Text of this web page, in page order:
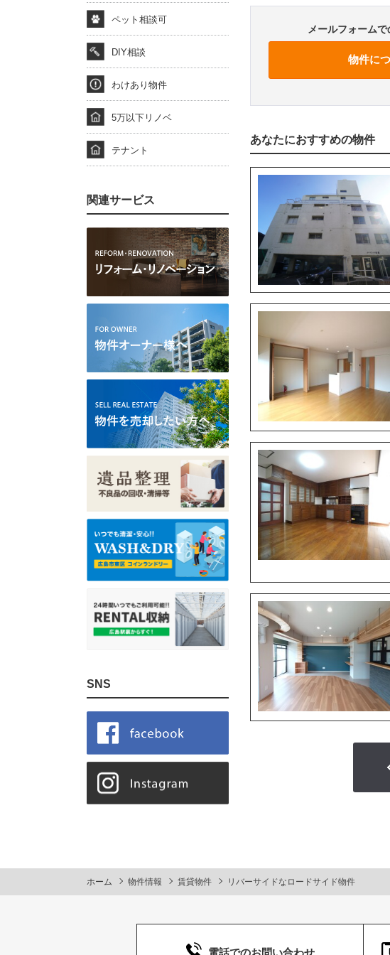
メールフォーム
あなたにおすすめの物件
ペット相談可
DIY相談
わけあり物件
5万以下リノベ
テナント
関連サービス
SNS
ホーム 物件情報 賃貸物件 リバーサイドなロードサイド物件